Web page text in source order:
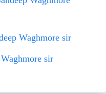
Waghmore sir
sir